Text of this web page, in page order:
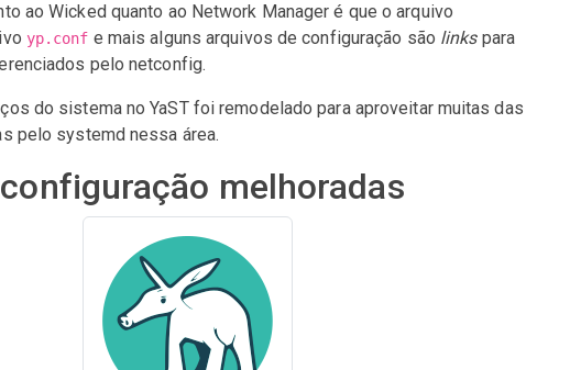
ao Wicked quanto ao Network Manager é que o arquivo
yp.conf e mais alguns arquivos de configuração são linkspara
pelo netconfig.
do sistema no YaST foi remodelado para aproveitar muitas das
pelo systemd nessa área.
melhoradas